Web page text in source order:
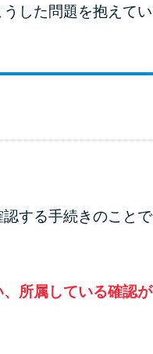
い合わせ方法
した問題を抱えてい
する手続きのことで
所属している確認が